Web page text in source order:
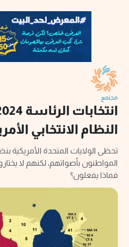
مجتمع
النظام الانتخابي
تحظى الولايات المتحدة الأمريكية
المواطنون بأصواتهم، لكنهم لا
فماذا يفعلون؟